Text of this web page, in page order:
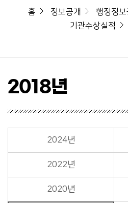
홈 정보공개 행정정보
기관수상실적
2018년
2024년
2022년
2020년